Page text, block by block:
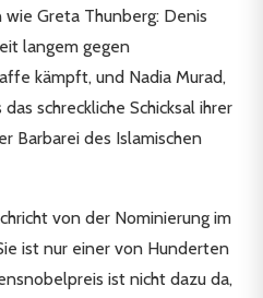
Greta Thunberg: Denis
langem gegen
kämpft, und Nadia Murad,
schreckliche Schicksal ihrer
Barbarei des Islamischen
von der Nominierung im
ist nur einer von Hunderten
ist nicht dazu da,